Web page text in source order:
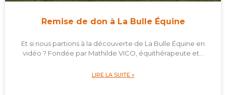
Remise de don à La Bulle Équine
Et si nous partions à la découverte de La Bulle Équine en
vidéo ? Fondée par Mathilde VICO, équithérapeute et…
LIRE LA SUITE »